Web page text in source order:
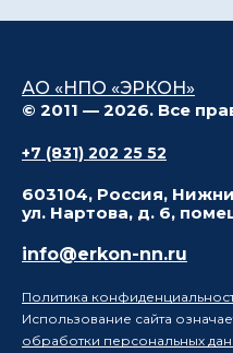
АО «НПО «ЭРКОН»
© 2011 — 2026. Все
+7 (831) 202 25 52
603104, Россия,
ул. Нартова, д. 6,
info@erkon-nn.ru
Политика
Использование сайта
обработки персональных